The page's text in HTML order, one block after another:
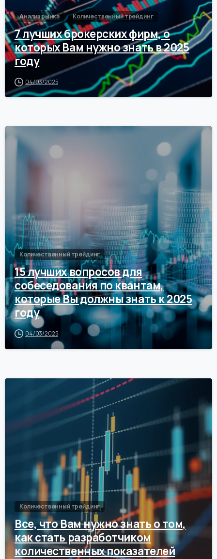
Анализ рынка Количественный трейдинг
7 лучших брокерских фирм, о
которых Вам нужно знать в 2025
году
04/03/2025
Количественный трейдинг
15 лучших вопросов для
собеседования по квантам,
которые Вы должны знать к 2025
году
04/03/2025
Количественный трейдинг
Все, что Вам нужно знать о том,
как стать разработчиком
количественных показателей